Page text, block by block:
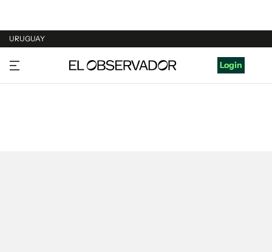
URUGUAY
URUGUAY
ARGENTINA
Login